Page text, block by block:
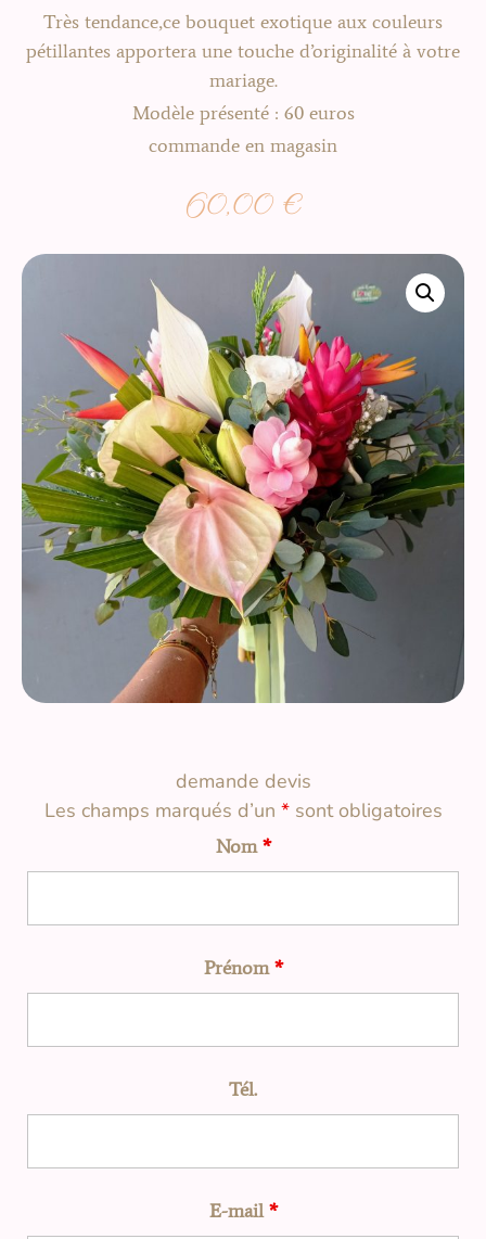
Très tendance,ce bouquet exotique aux couleurs
pétillantes apportera une touche d’originalité à votre
mariage.
Modèle présenté : 60 euros
commande en magasin
60,00 €
demande devis
Les champs marqués d’un *sont obligatoires
Nom*
Prénom*
Tél.
E-mail*